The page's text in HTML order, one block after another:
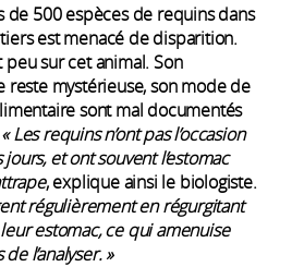
500 espèces de requins dans
est menacé de disparition.
sur cet animal. Son
reste mystérieuse, son mode de
sont mal documentés
« Les requins n’ont pas l’occasion
et ont souvent l’estomac
, explique ainsi le biologiste.
régulièrement en régurgitant
estomac, ce qui amenuise
l’analyser. »